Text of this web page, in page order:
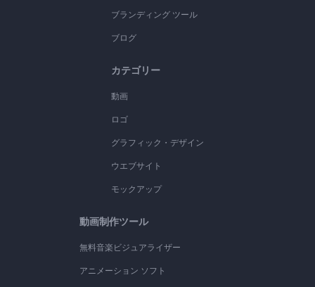
ブランディング ツール
ブログ
カテゴリー
動画
ロゴ
グラフィック・デザイン
ウエブサイト
モックアップ
動画制作ツール
無料音楽ビジュアライザー
アニメーション ソフト